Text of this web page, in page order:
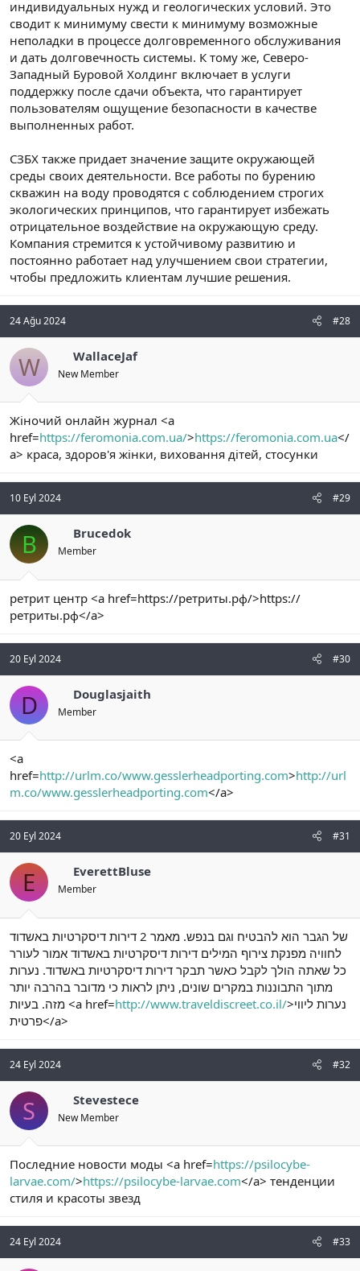
индивидуальных нужд и геологических условий. Это
сводит к минимуму свести к минимуму возможные
неполадки в процессе долговременного обслуживания
и дать долговечность системы. К тому же, Северо-
Западный Буровой Холдинг включает в услуги
поддержку после сдачи объекта, что гарантирует
пользователям ощущение безопасности в качестве
выполненных работ.
СЗБХ также придает значение защите окружающей
среды своих деятельности. Все работы по бурению
скважин на воду проводятся с соблюдением строгих
экологических принципов, что гарантирует избежать
отрицательное воздействие на окружающую среду.
Компания стремится к устойчивому развитию и
постоянно работает над улучшением свои стратегии,
чтобы предложить клиентам лучшие решения.
24 Ağu 2024 #28
W WallaceJaf
New Member
Жіночий онлайн журнал <a
href=https://feromonia.com.ua/>https://feromonia.com.ua</
a> краса, здоров'я жінки, виховання дітей, стосунки
10 Eyl 2024 #29
B Brucedok
Member
ретрит центр <a href=https://ретриты.рф/>https://
ретриты.рф</a>
20 Eyl 2024 #30
D Douglasjaith
Member
<a
href=http://urlm.co/www.gesslerheadporting.com>http://url
m.co/www.gesslerheadporting.com</a>
20 Eyl 2024 #31
E EverettBluse
Member
של הגבר הוא להבטיח וגם בנפש. מאמר 2 דירות דיסקרטיות באשדוד
לחוויה מפנקת צירוף המילים דירות דיסקרטיות באשדוד אמור לעורר
כל שאתה הולך לקבל כאשר תבקר דירות דיסקרטיות באשדוד. נערות
מתוך התבוננות במקרים שונים, ניתן לראות כי מדובר בהרבה יותר
מזה. בעיות <a href=http://www.traveldiscreet.co.il/>נערות ליווי
פרטית</a>
24 Eyl 2024 #32
S Stevestece
New Member
Последние новости моды <a href=https://psilocybe-
larvae.com/>https://psilocybe-larvae.com</a> тенденции
стиля и красоты звезд
24 Eyl 2024 #33